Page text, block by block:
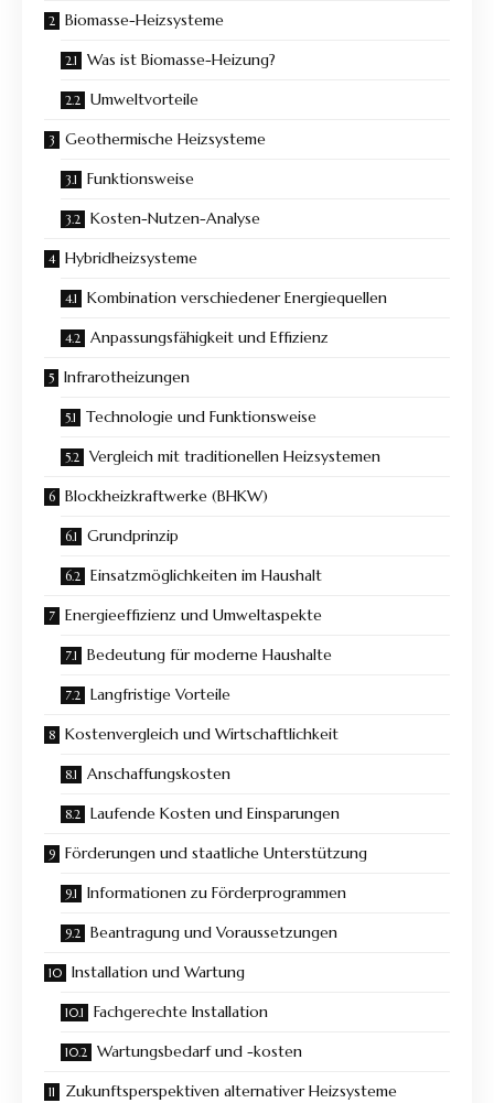
Biomasse-Heizsysteme
Was ist Biomasse-Heizung?
Umweltvorteile
Geothermische Heizsysteme
Funktionsweise
Kosten-Nutzen-Analyse
Hybridheizsysteme
Kombination verschiedener Energiequellen
Anpassungsfähigkeit und Effizienz
Infrarotheizungen
Technologie und Funktionsweise
Vergleich mit traditionellen Heizsystemen
Blockheizkraftwerke (BHKW)
Grundprinzip
Einsatzmöglichkeiten im Haushalt
Energieeffizienz und Umweltaspekte
Bedeutung für moderne Haushalte
Langfristige Vorteile
Kostenvergleich und Wirtschaftlichkeit
Anschaffungskosten
Laufende Kosten und Einsparungen
Förderungen und staatliche Unterstützung
Informationen zu Förderprogrammen
Beantragung und Voraussetzungen
Installation und Wartung
Fachgerechte Installation
Wartungsbedarf und -kosten
Zukunftsperspektiven alternativer Heizsysteme